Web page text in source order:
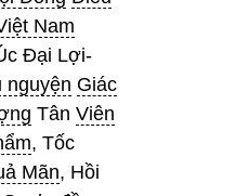
Nam
Đại Lợi-
nguyện Giác
Tân Viên
, Tốc
Mãn, Hồi